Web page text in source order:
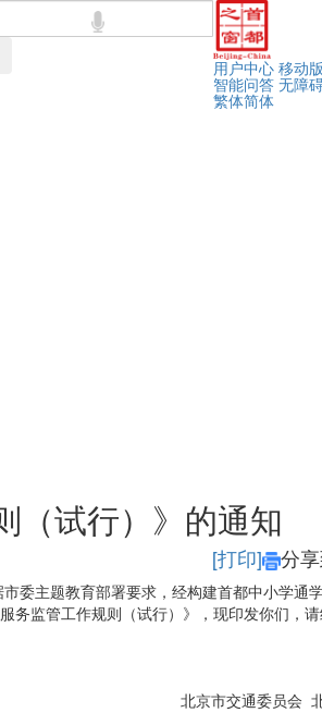
用户中心 移动版
智能问答 无障
繁体简体
（试行）》的通知
[打印] 分
委主题教育部署要求，经构建首都中小学通
务监管工作规则（试行）》，现印发你们，
北京市交通委员会